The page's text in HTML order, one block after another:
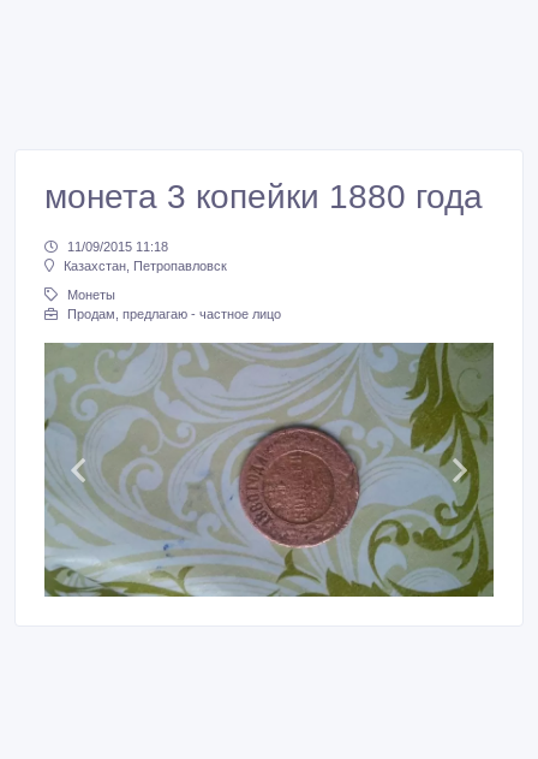
монета 3 копейки 1880 года
11/09/2015 11:18
Казахстан, Петропавловск
Монеты
Продам, предлагаю - частное лицо